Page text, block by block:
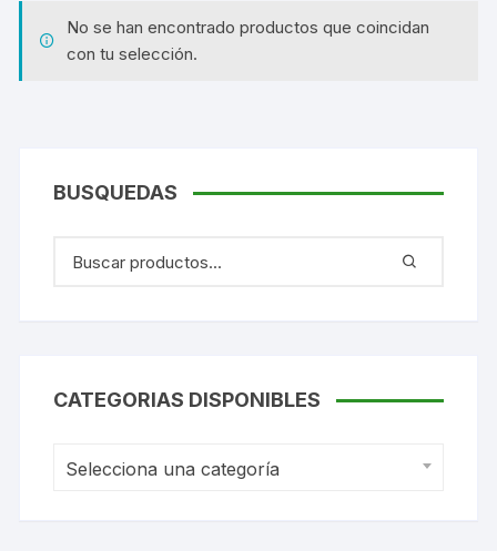
No se han encontrado productos que coincidan
con tu selección.
BUSQUEDAS
CATEGORIAS DISPONIBLES
Selecciona una categoría